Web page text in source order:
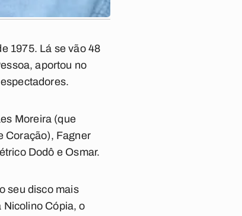
1975. Lá se vão 48
aportou no
Moreira (que
Coração), Fagner
Dodô e Osmar.
seu disco mais
Nicolino Cópia, o